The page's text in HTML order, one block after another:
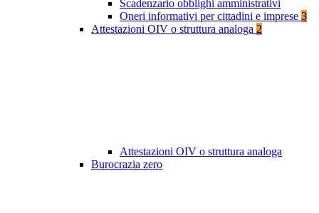
Scadenzario obblighi amministrativi
Oneri informativi per cittadini e imprese 3
Attestazioni OIV o struttura analoga 2
Attestazioni OIV o struttura analoga
Burocrazia zero